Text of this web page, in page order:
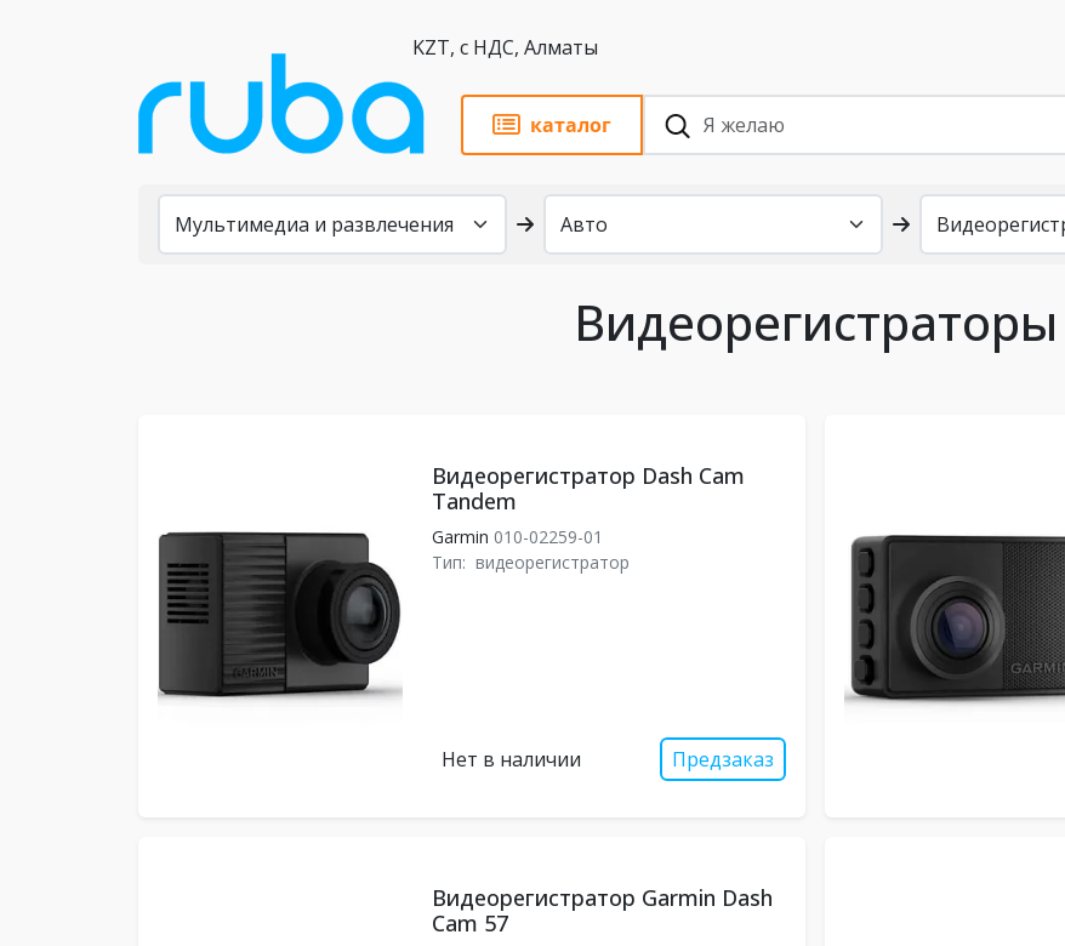
KZT, с НДС, Алматы
каталог
Каталог
Видеорегистраторы
Видеорегистратор Dash Cam
Tandem
Garmin 010-02259-01
Тип: видеорегистратор
Нет в наличии Предзаказ
Видеорегистратор Garmin Dash
Cam 57